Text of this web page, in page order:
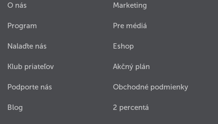
O nás
Program
Nalaďte nás
Klub priateľov
Podporte nás
Blog
Marketing
Pre médiá
Eshop
Akčný plán
Obchodné podmienky
2 percentá